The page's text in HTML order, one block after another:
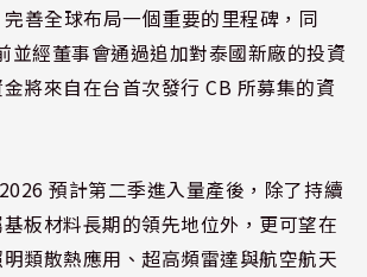
善全球布局一個重要的里程碑，同
並經董事會通過追加對泰國新廠的投資
將來自在台首次發行 CB 所募集的資
預計第二季進入量產後，除了持續
板材料長期的領先地位外，更可望在
類散熱應用、超高頻雷達與航空航天